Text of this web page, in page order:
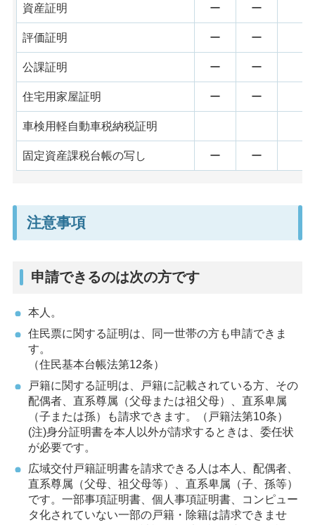
資産証明 ー ー
評価証明 ー ー
公課証明 ー ー
住宅用家屋証明 ー ー
車検用軽自動車税納税証明
固定資産課税台帳の写し ー ー
注意事項
申請できるのは次の方です
本人。
住民票に関する証明は、同一世帯の方も申請できま
す。
（住民基本台帳法第12条）
戸籍に関する証明は、戸籍に記載されている方、その
配偶者、直系尊属（父母または祖父母）、直系卑属
（子または孫）も請求できます。（戸籍法第10条）
(注)身分証明書を本人以外が請求するときは、委任状
が必要です。
広域交付戸籍証明書を請求できる人は本人、配偶者、
直系尊属（父母、祖父母等）、直系卑属（子、孫等）
です。一部事項証明書、個人事項証明書、コンピュー
タ化されていない一部の戸籍・除籍は請求できませ